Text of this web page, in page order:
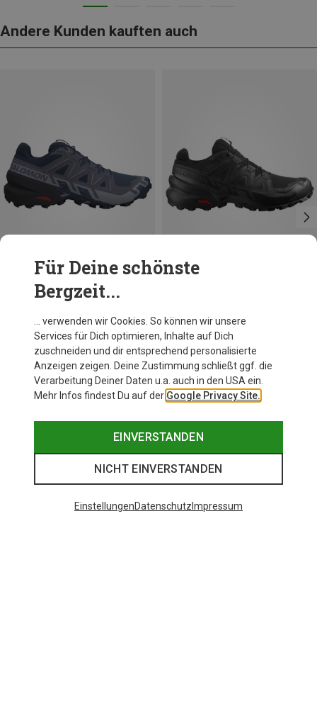
Andere Kunden kauften auch
+2
Damen Speedcross 6 Schuhe
139,60 €
Salomon
Herren Speedcross 6 GTX Schuhe
159,95 €
Für Deine schönste
Bergzeit...
… verwenden wir Cookies. So können wir unsere
Services für Dich optimieren, Inhalte auf Dich
zuschneiden und dir entsprechend personalisierte
Anzeigen zeigen. Deine Zustimmung schließt ggf. die
Verarbeitung Deiner Daten u.a. auch in den USA ein.
Mehr Infos findest Du auf der Google Privacy Site.
EINVERSTANDEN
NICHT EINVERSTANDEN
EinstellungenDatenschutz Impressum